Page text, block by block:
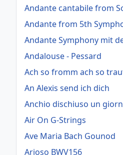
Andante cantabile from
Andante from 5th
Andante Symphony mit
Andalouse - Pessard
Ach so fromm ach so
An Alexis send ich dich
Anchio dischiuso un
Air On G-Strings
Ave Maria Bach Gounod
Arioso BWV156